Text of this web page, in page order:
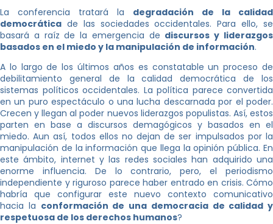
La conferencia tratará la degradación de la calidad
democrática de las sociedades occidentales. Para ello, se
basará a raíz de la emergencia de discursos y liderazgos
basados en el miedo y la manipulación de información.
A lo largo de los últimos años es constatable un proceso de
debilitamiento general de la calidad democrática de los
sistemas políticos occidentales. La política parece convertida
en un puro espectáculo o una lucha descarnada por el poder.
Crecen y llegan al poder nuevos liderazgos populistas. Así, estos
parten en base a discursos demagógicos y basados en el
miedo. Aun así, todos ellos no dejan de ser impulsados por la
manipulación de la información que llega la opinión pública. En
este ámbito, internet y las redes sociales han adquirido una
enorme influencia. De lo contrario, pero, el periodismo
independiente y riguroso parece haber entrado en crisis. Cómo
habría que configurar este nuevo contexto comunicativo
hacia la conformación de una democracia de calidad y
respetuosa de los derechos humanos?